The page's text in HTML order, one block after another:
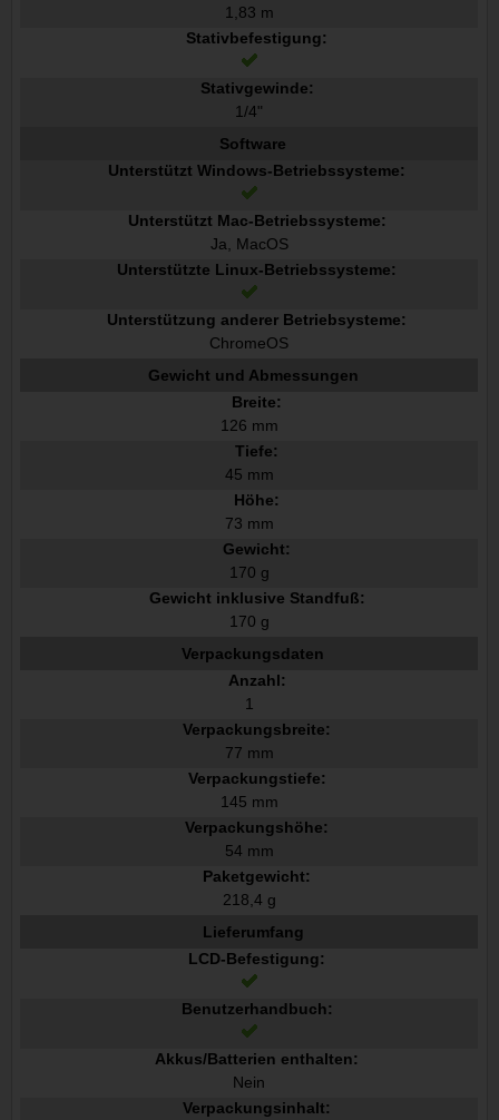
1,83 m
Stativbefestigung:
Stativgewinde:
1/4"
Software
Unterstützt Windows-Betriebssysteme:
Unterstützt Mac-Betriebssysteme:
Ja, MacOS
Unterstützte Linux-Betriebssysteme:
Unterstützung anderer Betriebsysteme:
ChromeOS
Gewicht und Abmessungen
Breite:
126 mm
Tiefe:
45 mm
Höhe:
73 mm
Gewicht:
170 g
Gewicht inklusive Standfuß:
170 g
Verpackungsdaten
Anzahl:
1
Verpackungsbreite:
77 mm
Verpackungstiefe:
145 mm
Verpackungshöhe:
54 mm
Paketgewicht:
218,4 g
Lieferumfang
LCD-Befestigung:
Benutzerhandbuch:
Akkus/Batterien enthalten:
Nein
Verpackungsinhalt: